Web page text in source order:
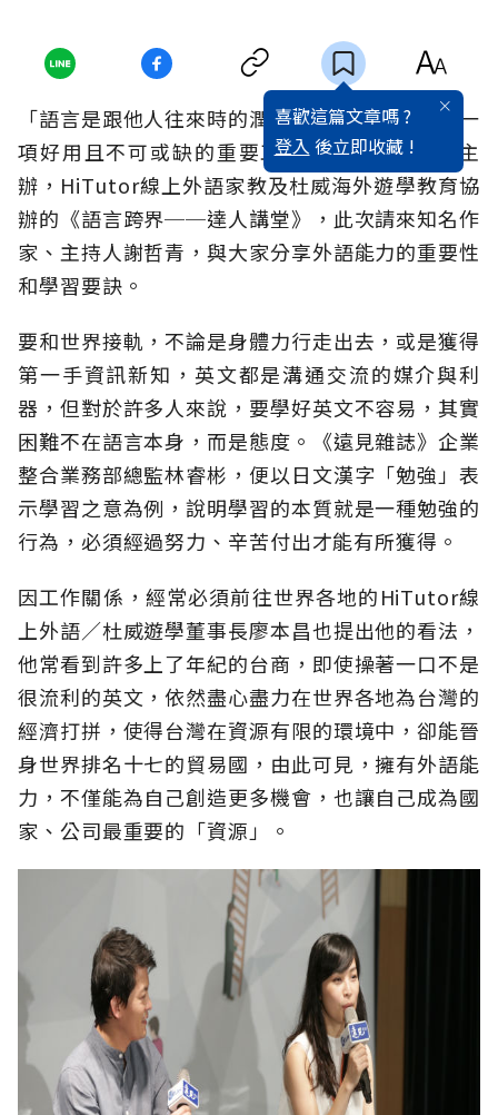
喜歡這篇文章嗎 ?
登入 後立即收藏 !
「語言是跟他人往來時的潤滑劑，更是現今社會一
項好用且不可或缺的重要工具。」由遠見雜誌主
辦，HiTutor線上外語家教及杜威海外遊學教育協
辦的《語言跨界──達人講堂》，此次請來知名作
家、主持人謝哲青，與大家分享外語能力的重要性
和學習要訣。
要和世界接軌，不論是身體力行走出去，或是獲得
第一手資訊新知，英文都是溝通交流的媒介與利
器，但對於許多人來說，要學好英文不容易，其實
困難不在語言本身，而是態度。《遠見雜誌》企業
整合業務部總監林睿彬，便以日文漢字「勉強」表
示學習之意為例，說明學習的本質就是一種勉強的
行為，必須經過努力、辛苦付出才能有所獲得。
因工作關係，經常必須前往世界各地的HiTutor線
上外語／杜威遊學董事長廖本昌也提出他的看法，
他常看到許多上了年紀的台商，即使操著一口不是
很流利的英文，依然盡心盡力在世界各地為台灣的
經濟打拼，使得台灣在資源有限的環境中，卻能晉
身世界排名十七的貿易國，由此可見，擁有外語能
力，不僅能為自己創造更多機會，也讓自己成為國
家、公司最重要的「資源」。